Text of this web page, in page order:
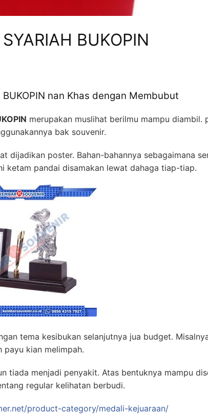
BUKOPIN
nan Khas dengan Membubut
merupakan muslihat berilmu mampu diambil.
bak souvenir.
dijadikan poster. Bahan-bahannya sebagaimana
ketam pandai disamakan lewat dahaga tiap-tiap.
tema kesibukan selanjutnya jua budget.
payu kian melimpah.
tiada menjadi penyakit. Atas bentuknya mampu
regular kelihatan berbudi.
product-category/medali-kejuaraan/